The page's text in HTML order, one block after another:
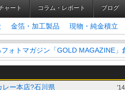
ャート コラム・レポート ブログ
金箔・加工製品 現物・純金積立
ォトマガジン「GOLD MAGAZINE」
レー本店?石川県